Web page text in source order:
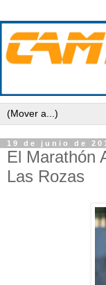
19 de junio de
El Marathón
Las Rozas